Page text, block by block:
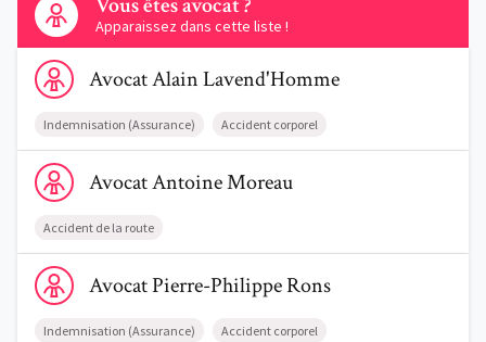
Apparaissez dans cette liste !
Voir le profil de AvocatAlain Lavend'Homme
AvocatAlainLavend'Homme
Indemnisation (Assurance) Accident corporel
Voir le profil de AvocatAntoine Moreau
AvocatAntoineMoreau
Accident de la route
Voir le profil de AvocatPierre-Philippe Rons
AvocatPierre-PhilippeRons
Indemnisation (Assurance) Accident corporel